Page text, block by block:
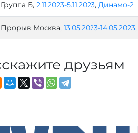
Группа Б, 2.11.2023-5.11.2023, Динамо-2
Прорыв Москва, 13.05.2023-14.05.2023,
друзьям